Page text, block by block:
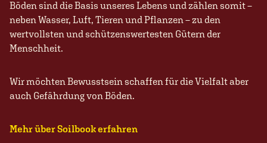
Böden sind die Basis unseres Lebens und zählen somit –
neben Wasser, Luft, Tieren und Pflanzen – zu den
wertvollsten und schützenswertesten Gütern der
Menschheit.
Wir möchten Bewusstsein schaffen für die Vielfalt aber
auch Gefährdung von Böden.
Mehr über Soilbook erfahren